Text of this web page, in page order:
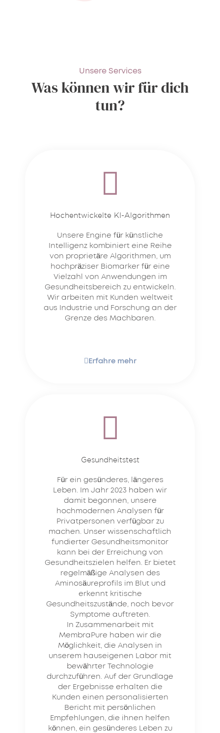
Unsere Services
Was können wir für dich
tun?
Hochentwickelte KI-Algorithmen
Unsere Engine für künstliche
Intelligenz kombiniert eine Reihe
von proprietäre Algorithmen, um
hochpräziser Biomarker für eine
Vielzahl von Anwendungen im
Gesundheitsbereich zu entwickeln.
Wir arbeiten mit Kunden weltweit
aus Industrie und Forschung an der
Grenze des Machbaren.
Erfahre mehr
Gesundheitstest
Für ein gesünderes, längeres
Leben. Im Jahr 2023 haben wir
damit begonnen, unsere
hochmodernen Analysen für
Privatpersonen verfügbar zu
machen. Unser wissenschaftlich
fundierter Gesundheitsmonitor
kann bei der Erreichung von
Gesundheitszielen helfen. Er bietet
regelmäßige Analysen des
Aminosäureprofils im Blut und
erkennt kritische
Gesundheitszustände, noch bevor
Symptome auftreten.
In Zusammenarbeit mit
MembraPure haben wir die
Möglichkeit, die Analysen in
unserem hauseigenen Labor mit
bewährter Technologie
durchzuführen. Auf der Grundlage
der Ergebnisse erhalten die
Kunden einen personalisierten
Bericht mit persönlichen
Empfehlungen, die ihnen helfen
können, ein gesünderes Leben zu